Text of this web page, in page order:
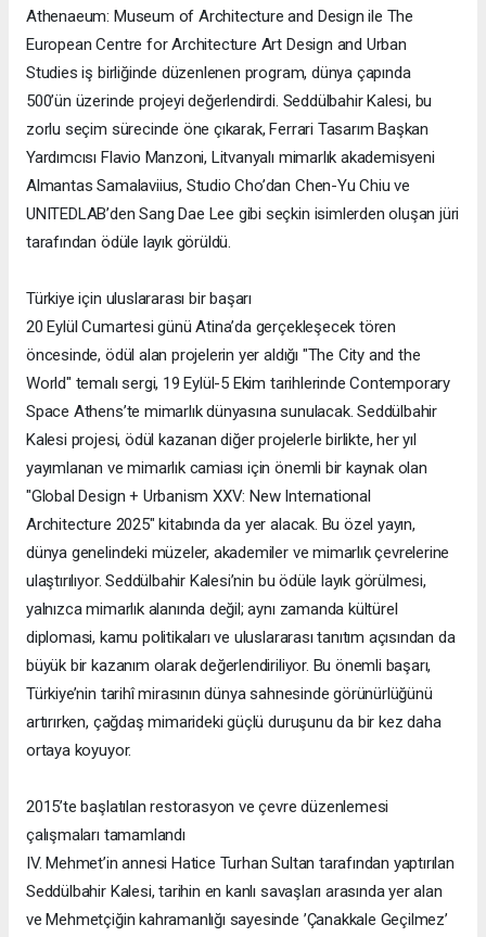
Athenaeum: Museum of Architecture and Design ile The
European Centre for Architecture Art Design and Urban
Studies iş birliğinde düzenlenen program, dünya çapında
500’ün üzerinde projeyi değerlendirdi. Seddülbahir Kalesi, bu
zorlu seçim sürecinde öne çıkarak, Ferrari Tasarım Başkan
Yardımcısı Flavio Manzoni, Litvanyalı mimarlık akademisyeni
Almantas Samalaviius, Studio Cho’dan Chen-Yu Chiu ve
UNITEDLAB’den Sang Dae Lee gibi seçkin isimlerden oluşan jüri
tarafından ödüle layık görüldü.
Türkiye için uluslararası bir başarı
20 Eylül Cumartesi günü Atina’da gerçekleşecek tören
öncesinde, ödül alan projelerin yer aldığı "The City and the
World" temalı sergi, 19 Eylül-5 Ekim tarihlerinde Contemporary
Space Athens’te mimarlık dünyasına sunulacak. Seddülbahir
Kalesi projesi, ödül kazanan diğer projelerle birlikte, her yıl
yayımlanan ve mimarlık camiası için önemli bir kaynak olan
"Global Design + Urbanism XXV: New International
Architecture 2025" kitabında da yer alacak. Bu özel yayın,
dünya genelindeki müzeler, akademiler ve mimarlık çevrelerine
ulaştırılıyor. Seddülbahir Kalesi’nin bu ödüle layık görülmesi,
yalnızca mimarlık alanında değil; aynı zamanda kültürel
diplomasi, kamu politikaları ve uluslararası tanıtım açısından da
büyük bir kazanım olarak değerlendiriliyor. Bu önemli başarı,
Türkiye’nin tarihî mirasının dünya sahnesinde görünürlüğünü
artırırken, çağdaş mimarideki güçlü duruşunu da bir kez daha
ortaya koyuyor.
2015’te başlatılan restorasyon ve çevre düzenlemesi
çalışmaları tamamlandı
IV. Mehmet’in annesi Hatice Turhan Sultan tarafından yaptırılan
Seddülbahir Kalesi, tarihin en kanlı savaşları arasında yer alan
ve Mehmetçiğin kahramanlığı sayesinde ’Çanakkale Geçilmez’